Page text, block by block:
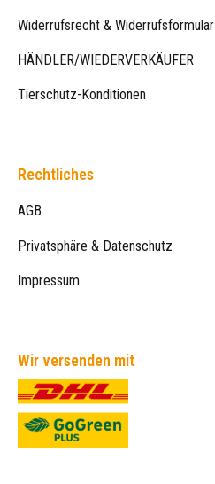
Widerrufsrecht & Widerrufsformular
HÄNDLER/WIEDERVERKÄUFER
Tierschutz-Konditionen
Rechtliches
AGB
Privatsphäre & Datenschutz
Impressum
Wir versenden mit